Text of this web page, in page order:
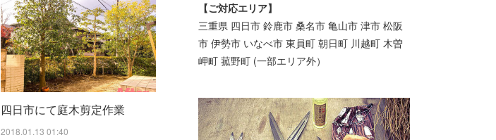
四日市にて庭木剪定作業
2018.01.13 01:40
【ご対応エリア】
三重県 四日市 鈴鹿市 桑名市 亀山市 津市 松阪
市 伊勢市 いなべ市 東員町 朝日町 川越町 木曽
岬町 菰野町 (一部エリア外）